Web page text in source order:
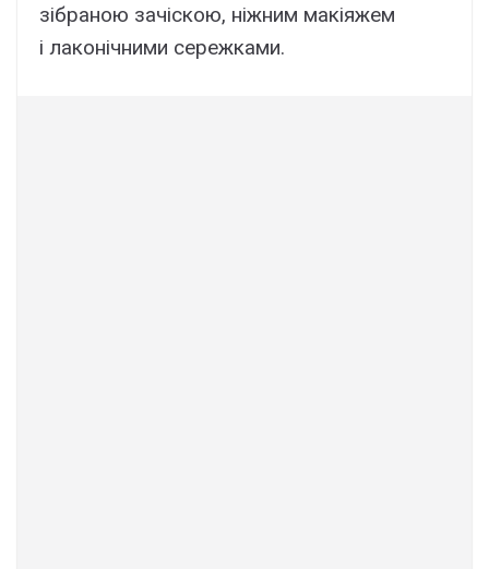
зібраною зачіскою, ніжним макіяжем
і лаконічними сережками.